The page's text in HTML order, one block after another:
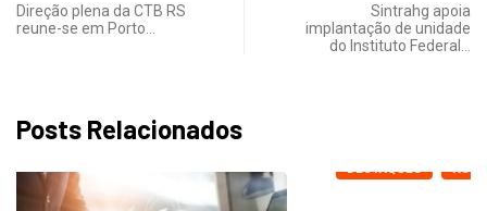
Direção plena da CTB RS
reune-se em Porto…
Sintrahg apoia
implantação de unidade
do Instituto Federal…
Posts Relacionados
DESTAQUES NOTICIAS